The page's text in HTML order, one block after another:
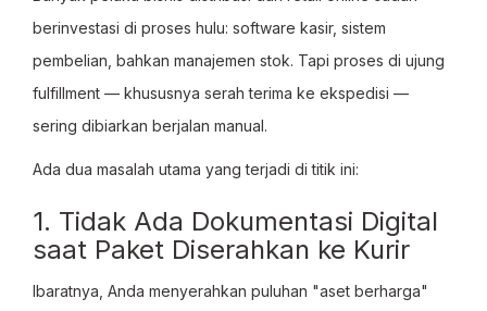
berinvestasi di proses hulu: software kasir, sistem
pembelian, bahkan manajemen stok. Tapi proses di ujung
fulfillment — khususnya serah terima ke ekspedisi —
sering dibiarkan berjalan manual.
Ada dua masalah utama yang terjadi di titik ini:
1. Tidak Ada Dokumentasi Digital
saat Paket Diserahkan ke Kurir
Ibaratnya, Anda menyerahkan puluhan "aset berharga"